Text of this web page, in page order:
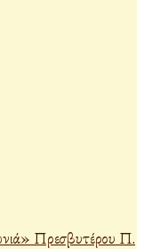
Πρεσβυτέρου Π.